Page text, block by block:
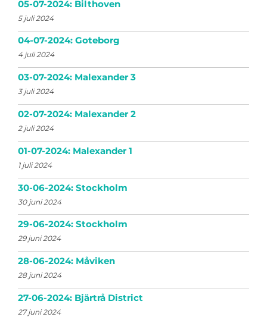
05-07-2024: Bilthoven
5 juli 2024
04-07-2024: Goteborg
4 juli 2024
03-07-2024: Malexander 3
3 juli 2024
02-07-2024: Malexander 2
2 juli 2024
01-07-2024: Malexander 1
1 juli 2024
30-06-2024: Stockholm
30 juni 2024
29-06-2024: Stockholm
29 juni 2024
28-06-2024: Måviken
28 juni 2024
27-06-2024: Bjärtrå District
27 juni 2024